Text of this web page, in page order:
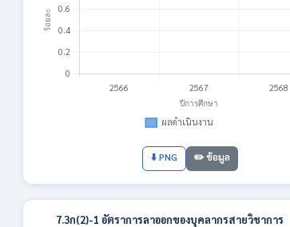
⬇️ PNG ✏️ ข้อมูล
7.3ก(2)-1 อัตราการลาออกของบุคลากรสายวิชาการ